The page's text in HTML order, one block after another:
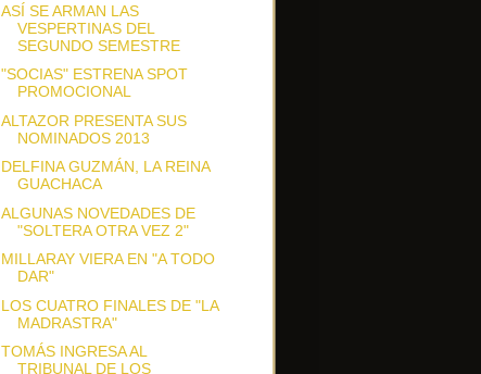
ASÍ SE ARMAN LAS
VESPERTINAS DEL
SEGUNDO SEMESTRE
"SOCIAS" ESTRENA SPOT
PROMOCIONAL
ALTAZOR PRESENTA SUS
NOMINADOS 2013
DELFINA GUZMÁN, LA REINA
GUACHACA
ALGUNAS NOVEDADES DE
"SOLTERA OTRA VEZ 2"
MILLARAY VIERA EN "A TODO
DAR"
LOS CUATRO FINALES DE "LA
MADRASTRA"
TOMÁS INGRESA AL
TRIBUNAL DE LOS